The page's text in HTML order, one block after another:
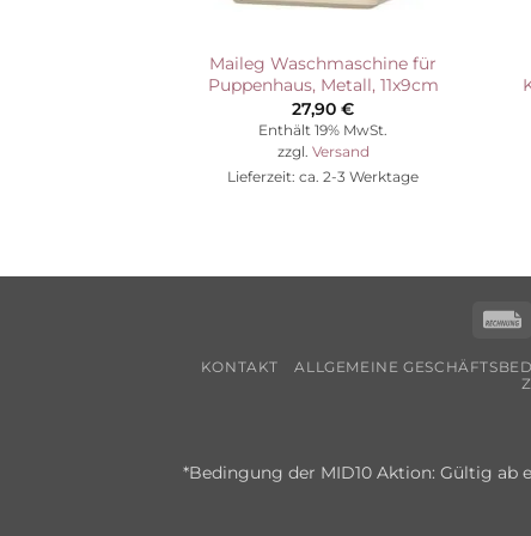
Maileg Waschmaschine für
Puppenhaus, Metall, 11x9cm
27,90€
Enthält 19% MwSt.
zzgl. Versand
Lieferzeit: ca. 2-3 Werktage
KONTAKT ALLGEMEINE
*Bedingung der MID10 Aktion: Gültig ab